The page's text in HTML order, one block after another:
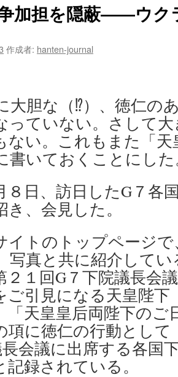
加担を隠蔽――ウク
作成者: hanten-journal
大胆な（⁉）、徳仁の
っていない。さして
ない。これもまた「
書いておくことにし
８日、訪日したG７各
、会見した。
イトのトップページ
写真と共に紹介してい
２１回G７下院議長会
ご引見になる天皇陛下
「天皇皇后両陛下のご
項に徳仁の行動とし
会議に出席する各国
録されている。